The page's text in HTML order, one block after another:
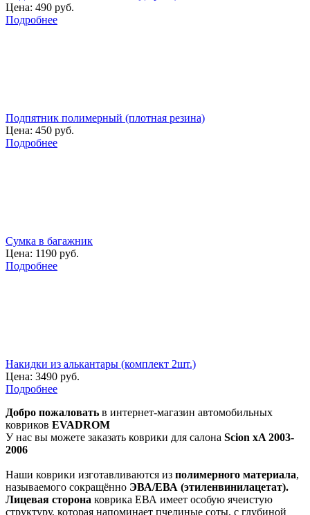
Цена: 490 руб.
Подробнее
Подпятник полимерный (плотная резина)
Цена: 450 руб.
Подробнее
Сумка в багажник
Цена: 1190 руб.
Подробнее
Накидки из алькантары (комплект 2шт.)
Цена: 3490 руб.
Подробнее
Добро пожаловать в интернет-магазин автомобильных
ковриков EVADROM
У нас вы можете заказать коврики для салона Scion xA 2003-
2006
Наши коврики изготавливаются из полимерного материала,
называемого сокращённо ЭВА/ЕВА (этиленвинилацетат).
Лицевая сторона коврика ЕВА имеет особую ячеистую
структуру, которая напоминает пчелиные соты, с глубиной